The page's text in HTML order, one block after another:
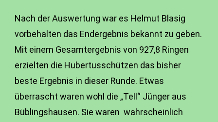
Nach der Auswertung war es Helmut Blasig
vorbehalten das Endergebnis bekannt zu geben.
Mit einem Gesamtergebnis von 927,8 Ringen
erzielten die Hubertusschützen das bisher
beste Ergebnis in dieser Runde. Etwas
überrascht waren wohl die „Tell“ Jünger aus
Büblingshausen. Sie waren wahrscheinlich